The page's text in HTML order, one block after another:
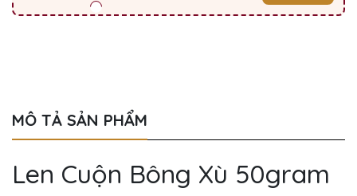
MÔ TẢ SẢN PHẨM
Len Cuộn Bông Xù 50gram